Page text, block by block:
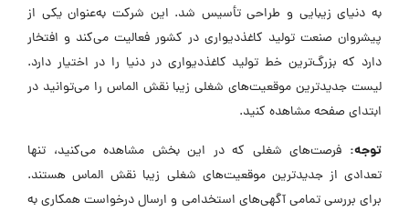
به دنیای زیبایی و طراحی تأسیس شد. این شرکت به‌عنوان یکی از
پیشروان صنعت تولید کاغذدیواری در کشور فعالیت می‌کند و افتخار
دارد که بزرگ‌ترین خط تولید کاغذدیواری در دنیا را در اختیار دارد.
لیست جدیدترین موقعیت‌های شغلی زیبا نقش الماس را می‌توانید در
ابتدای صفحه مشاهده کنید.
توجه: فرصت‌های شغلی که در این بخش مشاهده می‌کنید، تنها
تعدادی از جدیدترین موقعیت‌های شغلی زیبا نقش الماس هستند.
برای بررسی تمامی آگهی‌های استخدامی و ارسال درخواست همکاری به